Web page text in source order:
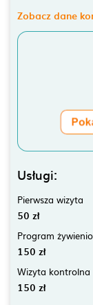
Zobacz dane
Usługi:
Pierwsza wizyta
50 zł
Program
150 zł
Wizyta kontrolna
150 zł